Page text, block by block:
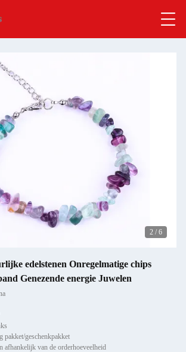
2 / 6
edelstenen Onregelmatige chips
Genezende energie Juwelen
pakket/geschenkpakket
afhankelijk van de orderhoeveelheid